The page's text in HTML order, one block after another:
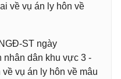
về vụ án ly hôn về
ST ngày
nhân dân khu vực 3 -
vụ án ly hôn về mâu